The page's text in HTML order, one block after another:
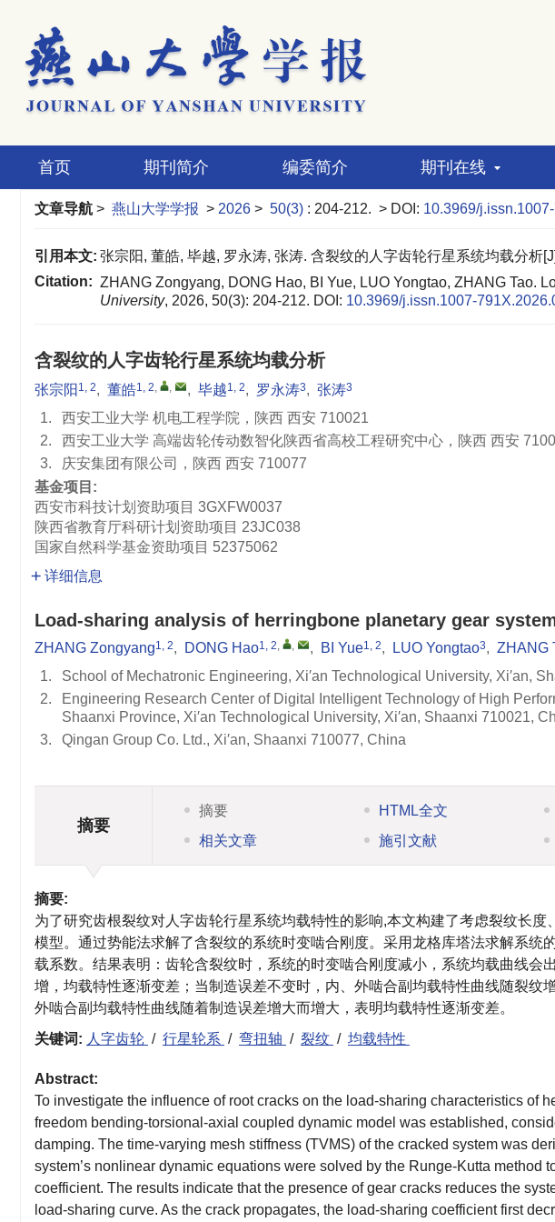
首页 期刊简介 编委简介 期刊在线
文章导航 > 燕山大学学报 > 2026 > 50(3) : 204-212. > DOI: 10.3969/
引用本文: 张宗阳, 董皓, 毕越, 罗永涛, 张涛. 含裂纹的人字齿轮行星系统均载分析
Citation: ZHANG Zongyang, DONG Hao, BI Yue, LUO Yongtao, ZHANG Tao.
University, 2026, 50(3): 204-212. DOI: 10.3969/j.issn.1007-
含裂纹的人字齿轮行星系统均载分析
张宗阳 1, 2, 董皓1, 2, , , 毕越1, 2, 罗永涛3, 张涛3
1.
西安工业大学 机电工程学院，陕西 西安 710021
2.
西安工业大学 高端齿轮传动数智化陕西省高校工程研究中心，陕西 西安
3.
庆安集团有限公司，陕西 西安 710077
基金项目:
西安市科技计划资助项目 3GXFW0037
陕西省教育厅科研计划资助项目 23JC038
国家自然科学基金资助项目 52375062
详细信息
Load-sharing analysis of herringbone planetary gear
ZHANG Zongyang1, 2, DONG Hao1, 2, , , BI Yue1, 2, LUO Yongtao3, ZHANG
1.
School of Mechatronic Engineering, Xi′an Technological University, Xi′an,
2.
Engineering Research Center of Digital Intelligent Technology of High
Shaanxi Province, Xi′an Technological University, Xi′an, Shaanxi 710021,
3.
Qingan Group Co. Ltd., Xi′an, Shaanxi 710077, China
摘要
摘要 HTML全文
相关文章
施引文献
摘要:
为了研究齿根裂纹对人字齿轮行星系统均载特性的影响,本文构建了考虑裂纹长
模型。通过势能法求解了含裂纹的系统时变啮合刚度。采用龙格库塔法求解系统
载系数。结果表明：齿轮含裂纹时，系统的时变啮合刚度减小，系统均载曲线会
增，均载特性逐渐变差；当制造误差不变时，内、外啮合副均载特性曲线随裂纹
外啮合副均载特性曲线随着制造误差增大而增大，表明均载特性逐渐变差。
关键词: 人字齿轮 / 行星轮系 / 弯扭轴 / 裂纹 / 均载特性
Abstract:
To investigate the influence of root cracks on the load-sharing characteristics of
freedom bending-torsional-axial coupled dynamic model was established,
damping. The time-varying mesh stiffness (TVMS) of the cracked system was
system’s nonlinear dynamic equations were solved by the Runge-Kutta method
coefficient. The results indicate that the presence of gear cracks reduces the
load-sharing curve. As the crack propagates, the load-sharing coefficient first